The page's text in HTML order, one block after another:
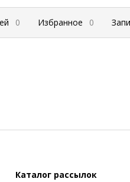
0 Избранное 0
Каталог рассылок